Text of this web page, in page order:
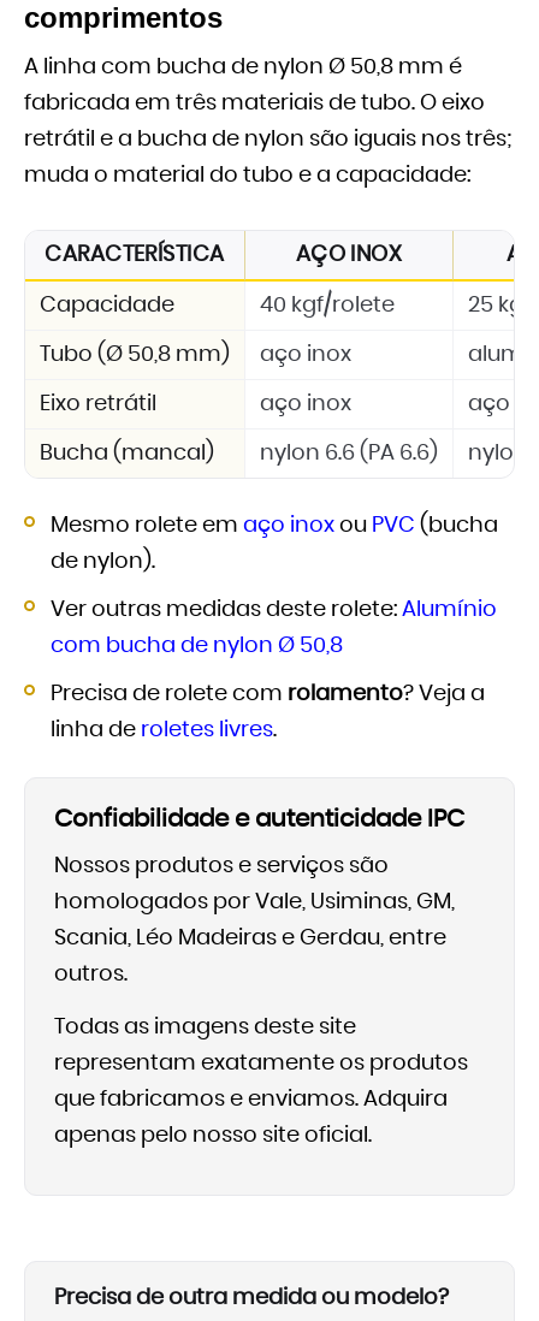
comprimentos
A linha com bucha de nylon Ø 50,8 mm é
fabricada em três materiais de tubo. O eixo
retrátil e a bucha de nylon são iguais nos três;
muda o material do tubo e a capacidade:
CARACTERÍSTICA AÇO INOX
Capacidade 40 kgf/rolete 25
Tubo (Ø 50,8 mm) aço inox
Eixo retrátil aço inox aço
Bucha (mancal) nylon 6.6 (PA 6.6) nylon
Mesmo rolete em aço inox ou PVC (bucha
de nylon).
Ver outras medidas deste rolete: Alumínio
com bucha de nylon Ø 50,8
Precisa de rolete com rolamento? Veja a
linha de roletes livres.
Confiabilidade e autenticidade IPC
Nossos produtos e serviços são
homologados por Vale, Usiminas, GM,
Scania, Léo Madeiras e Gerdau, entre
outros.
Todas as imagens deste site
representam exatamente os produtos
que fabricamos e enviamos. Adquira
apenas pelo nosso site oficial.
Precisa de outra medida ou modelo?